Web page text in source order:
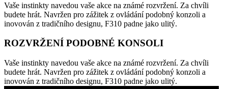
Vaše instinkty navedou vaše akce na známé rozvržení. Za chvíli
budete hrát. Navržen pro zážitek z ovládání podobný konzoli a
inovován z tradičního designu, F310 padne jako ulitý.
ROZVRŽENÍ PODOBNÉ KONSOLI
Vaše instinkty navedou vaše akce na známé rozvržení. Za chvíli
budete hrát. Navržen pro zážitek z ovládání podobný konzoli a
inovován z tradičního designu, F310 padne jako ulitý.